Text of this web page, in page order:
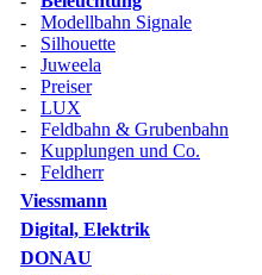
- Modellbahn Signale
- Silhouette
- Juweela
- Preiser
- LUX
- Feldbahn & Grubenbahn
- Kupplungen und Co.
- Feldherr
Viessmann
Digital, Elektrik
DONAU